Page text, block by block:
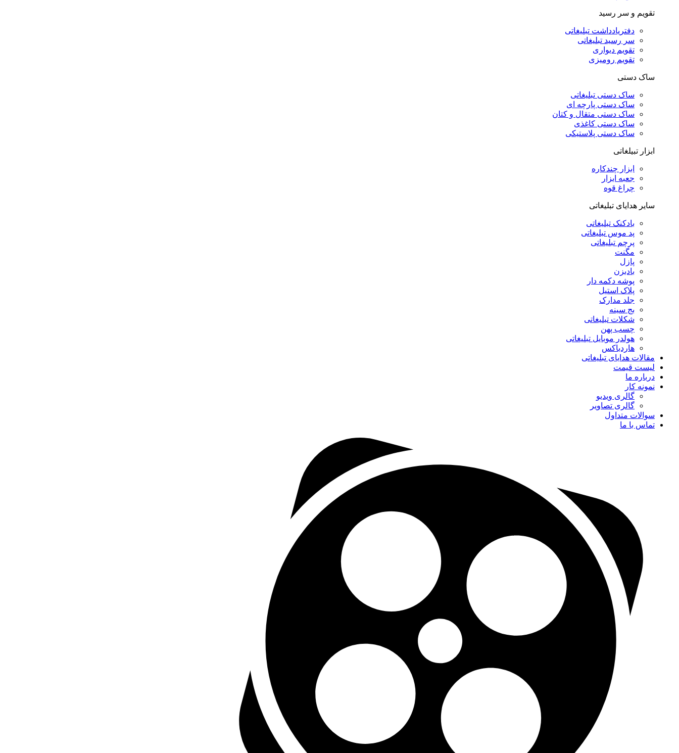
تقویم و سر رسید
دفتریادداشت تبلیغاتی
سر رسید تبلیغاتی
تقویم دیواری
تقویم رومیزی
ساک دستی
ساک دستی تبلیغاتی
ساک دستی پارچه ای
ساک دستی متقال و کتان
ساک دستی کاغذی
ساک دستی پلاستیکی
ابزار تبیلغاتی
ابزار چندکاره
جعبه ابزار
چراغ قوه
سایر هدایای تبلیغاتی
بادکنک تبلیغاتی
پد موس تبلیغاتی
پرچم تبلیغاتی
مگنت
پازل
بادبزن
پوشه دکمه دار
پلاک استیل
جلد مدارک
بج سینه
شکلات تبلیغاتی
چسب پهن
هولدر موبایل تبلیغاتی
هاردباکس
مقالات هدایای تبلیغاتی
لیست قیمت
درباره ما
نمونه کار
گالری ویدیو
گالری تصاویر
سوالات متداول
تماس با ما